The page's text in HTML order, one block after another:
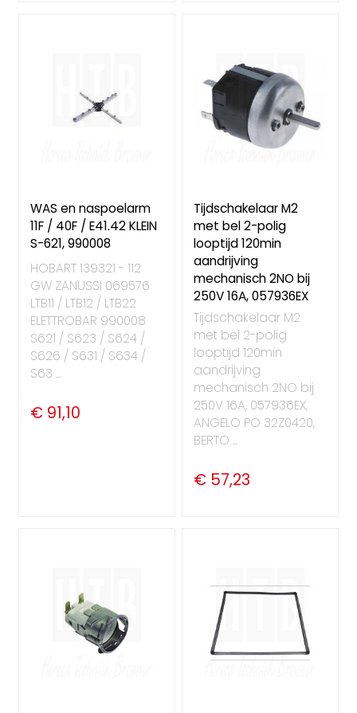
WAS en naspoelarm
11F / 40F / E41.42 KLEIN
S-621, 990008
HOBART 139321 - 112
GW ZANUSSI 069576
LTB11 / LTB12 / LTB22
ELETTROBAR 990008
S621 / S623 / S624 /
S626 / S631 / S634 /
S63 ...
€ 91,10
Tijdschakelaar M2
met bel 2-polig
looptijd 120min
aandrijving
mechanisch 2NO bij
250V 16A, 057936EX
Tijdschakelaar M2
met bel 2-polig
looptijd 120min
aandrijving
mechanisch 2NO bij
250V 16A, 057936EX,
ANGELO PO 32Z0420,
BERTO ...
€ 57,23